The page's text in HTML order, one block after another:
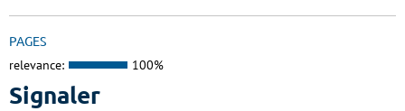
PAGES
relevance: 100%
Signaler